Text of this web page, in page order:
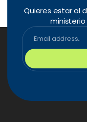
Quieres estar al
ministerio
Email